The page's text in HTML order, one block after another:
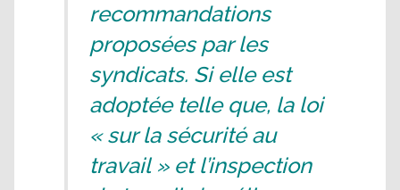
recommandations
proposées par les
syndicats. Si elle est
adoptée telle que, la loi
« sur la sécurité au
travail » et l’inspection